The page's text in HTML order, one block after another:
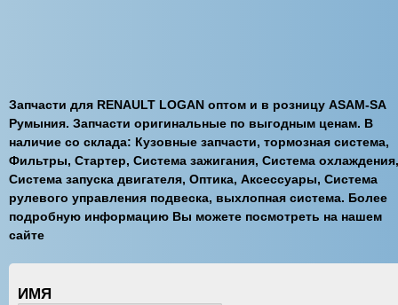
Запчасти для RENAULT LOGAN оптом и в розницу ASAM-SA
Румыния. Запчасти оригинальные по выгодным ценам. В
наличие со склада: Кузовные запчасти, тормозная система,
Фильтры, Cтартер, Система зажигания, Система охлаждения,
Система запуска двигателя, Оптика, Аксессуары, Система
рулевого управления подвеска, выхлопная система. Более
подробную информацию Вы можете посмотреть на нашем
сайте
ИМЯ